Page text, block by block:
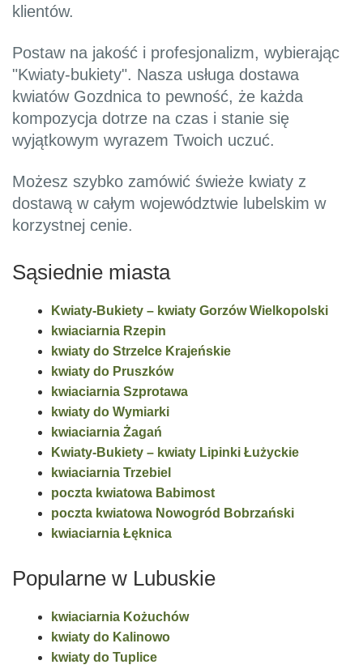
klientów.
Postaw na jakość i profesjonalizm, wybierając
"Kwiaty-bukiety". Nasza usługa dostawa
kwiatów Gozdnica to pewność, że każda
kompozycja dotrze na czas i stanie się
wyjątkowym wyrazem Twoich uczuć.
Możesz szybko zamówić świeże kwiaty z
dostawą w całym województwie lubelskim w
korzystnej cenie.
Sąsiednie miasta
Kwiaty-Bukiety – kwiaty Gorzów Wielkopolski
kwiaciarnia Rzepin
kwiaty do Strzelce Krajeńskie
kwiaty do Pruszków
kwiaciarnia Szprotawa
kwiaty do Wymiarki
kwiaciarnia Żagań
Kwiaty-Bukiety – kwiaty Lipinki Łużyckie
kwiaciarnia Trzebiel
poczta kwiatowa Babimost
poczta kwiatowa Nowogród Bobrzański
kwiaciarnia Łęknica
Popularne w Lubuskie
kwiaciarnia Kożuchów
kwiaty do Kalinowo
kwiaty do Tuplice